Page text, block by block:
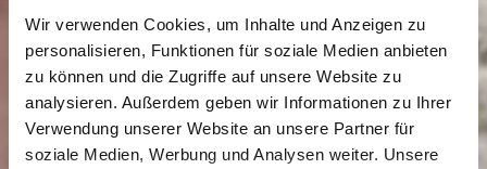
Wir verwenden Cookies, um Inhalte und Anzeigen zu
personalisieren, Funktionen für soziale Medien anbieten
zu können und die Zugriffe auf unsere Website zu
analysieren. Außerdem geben wir Informationen zu Ihrer
Verwendung unserer Website an unsere Partner für
soziale Medien, Werbung und Analysen weiter. Unsere